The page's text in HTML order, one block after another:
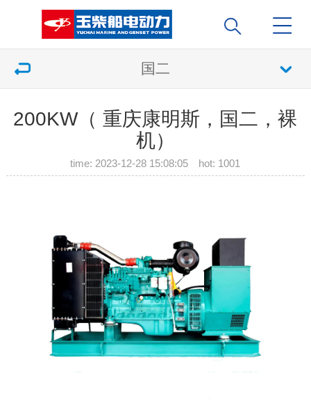
国二
200KW（ 重庆康明斯，国二，裸
机）
time: 2023-12-28 15:08:05 hot: 1001